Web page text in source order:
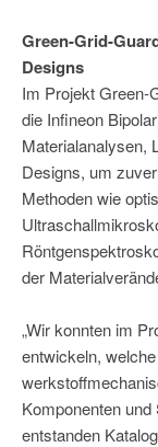
Green-Grid-
Designs
Im Projekt Green-
die Infineon
Materialanalysen,
Designs, um
Methoden wie
der
„Wir konnten im
entwickeln,
Komponenten
entstanden